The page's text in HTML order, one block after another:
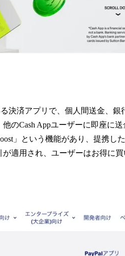
る決済アプリで、個人間送金、
のCash Appユーザーに即座に
」という機能があり、提携
適用され、ユーザーはお得に